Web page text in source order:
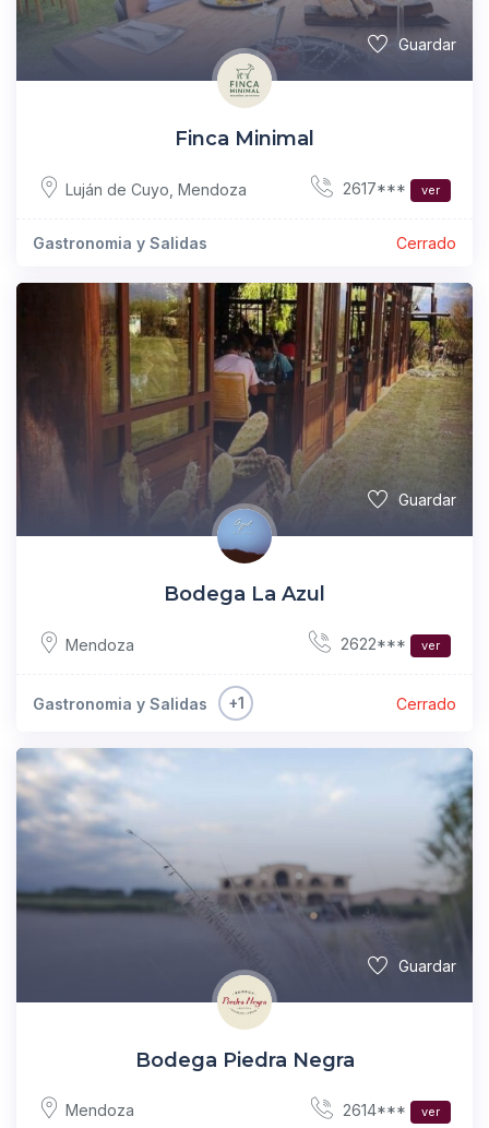
Guardar
Finca Minimal
Luján de Cuyo Mendoza 2617*** ver
Gastronomia y Salidas Cerrado
Guardar
Bodega La Azul
Mendoza 2622*** ver
Gastronomia y Salidas +1 Cerrado
Guardar
Bodega Piedra Negra
Mendoza 2614*** ver